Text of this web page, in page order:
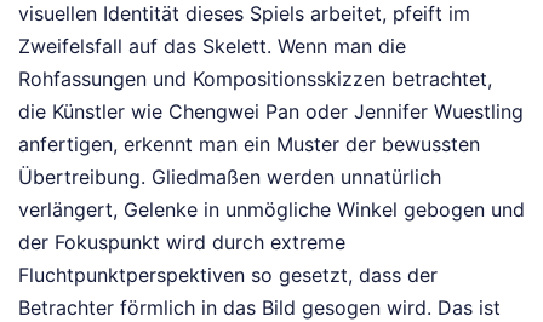
visuellen Identität dieses Spiels arbeitet, pfeift im
Zweifelsfall auf das Skelett. Wenn man die
Rohfassungen und Kompositionsskizzen betrachtet,
die Künstler wie Chengwei Pan oder Jennifer Wuestling
anfertigen, erkennt man ein Muster der bewussten
Übertreibung. Gliedmaßen werden unnatürlich
verlängert, Gelenke in unmögliche Winkel gebogen und
der Fokuspunkt wird durch extreme
Fluchtpunktperspektiven so gesetzt, dass der
Betrachter förmlich in das Bild gesogen wird. Das ist